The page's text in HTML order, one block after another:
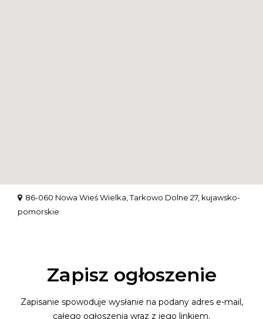
86-060 Nowa Wieś Wielka, Tarkowo Dolne 27, kujawsko-
pomorskie
Zapisz ogłoszenie
Zapisanie spowoduje wysłanie na podany adres e-mail,
całego ogłoszenia wraz z jego linkiem.